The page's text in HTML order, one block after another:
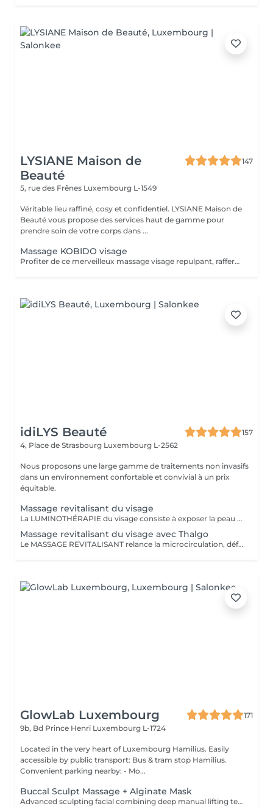
LYSIANE Maison de
Beauté
147
5, rue des Frênes Luxembourg L-1549
Véritable lieu raffiné, cosy et confidentiel. LYSIANE Maison de
Beauté vous propose des services haut de gamme pour
prendre soin de votre corps dans ...
Massage KOBIDO visage
Profiter de ce merveilleux massage visage repulpant, raffermissant et anti-âge sans faire de nettoyage complet et vous relaxer. Ce massage peut être réalisé 1 à 2 fois par semaine. Mais au moins une fois par mois, faire le soin visage KOBIDO intégral de 1H ou 1H30 afin de nettoyer la peau en profondeur.
idiLYS Beauté
157
4, Place de Strasbourg Luxembourg L-2562
Nous proposons une large gamme de traitements non invasifs
dans un environnement confortable et convivial à un prix
équitable.
Massage revitalisant du visage
La LUMINOTHÉRAPIE du visage consiste à exposer la peau à des lumières LED afin de stimuler le renouvellement cellulaire et améliorer l'éclat du teint.
Massage revitalisant du visage avec Thalgo
Le MASSAGE REVITALISANT relance la microcirculation, défatigue les traits du visage et redonne fraicheur à la peau. La LUMINOTHÉRAPIE du visage consiste à exposer la peau à des lumières LED afin de stimuler le renouvellement cellulaire et améliorer l'éclat du teint.
GlowLab Luxembourg
171
9b, Bd Prince Henri Luxembourg L-1724
Located in the very heart of Luxembourg Hamilius. Easily
accessible by public transport: Bus & tram stop Hamilius.
Convenient parking nearby: - Mo...
Buccal Sculpt Massage + Alginate Mask
Advanced sculpting facial combining deep manual lifting techniques with intraoral (buccal) massage to redefine facial contours, release muscle tension, and enhance natural lifting. Includes an alginate mask to calm the skin, restore hydration, and enhance the sculpting effect. Recommended course: 5-10 sessions, 1-2 times per week, followed by maintenance. BENEFITS: - Defined facial contours - Reduced puffiness - Improved circulation - Natural lifting effect - Muscle tension release INDICATIONS: - Loss of facial definition - Puffiness - Muscle tension - Dull skin - Early signs of aging CONTAINDICATIONS: - Active inflammation - Open wounds - Severe acne - Recent invasive procedures - Dental conditions (relative) AFTERCARE: - Stay hydrated - Avoid alcohol and salt on the same day - Maintain regular treatments Sculpt. Lift. Define.